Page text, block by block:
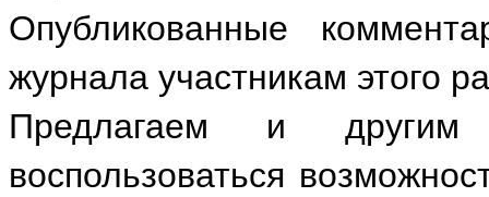
Опубликованные
журнала участникам этого
Предлагаем и другим
воспользоваться